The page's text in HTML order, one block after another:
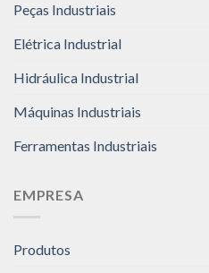
Peças Industriais
Elétrica Industrial
Hidráulica Industrial
Máquinas Industriais
Ferramentas Industriais
EMPRESA
Produtos